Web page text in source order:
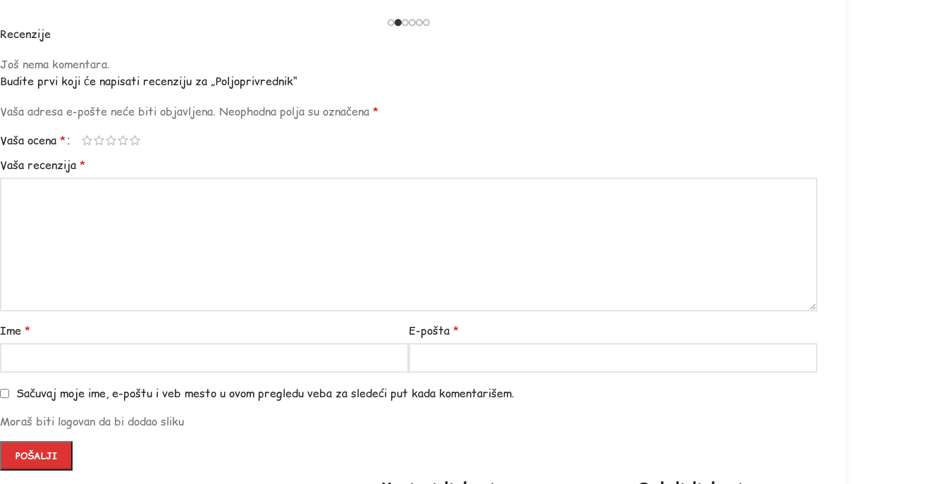
Recenzije
Još nema komentara.
Budite prvi koji će napisati recenziju za „Poljoprivrednik“
Vaša adresa e-pošte neće biti objavljena. Neophodna polja su označena *
Vaša ocena *
Vaša recenzija *
Ime * E-pošta *
Sačuvaj moje ime, e-poštu i veb mesto u ovom pregledu veba za sledeći put kada komentarišem.
Moraš biti logovan da bi dodao sliku